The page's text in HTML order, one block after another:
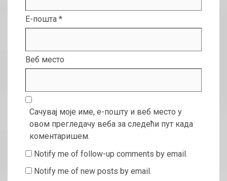
Е-пошта *
Веб место
Сачувај моје име, е-пошту и веб место у
овом прегледачу веба за следећи пут када
коментаришем.
Notify me of follow-up comments by email.
Notify me of new posts by email.